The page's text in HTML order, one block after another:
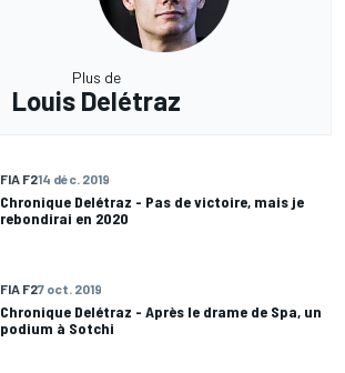
Plus de
Louis Delétraz
FIA F214 déc. 2019
Chronique Delétraz - Pas de victoire, mais je
rebondirai en 2020
FIA F27 oct. 2019
Chronique Delétraz - Après le drame de Spa, un
podium à Sotchi